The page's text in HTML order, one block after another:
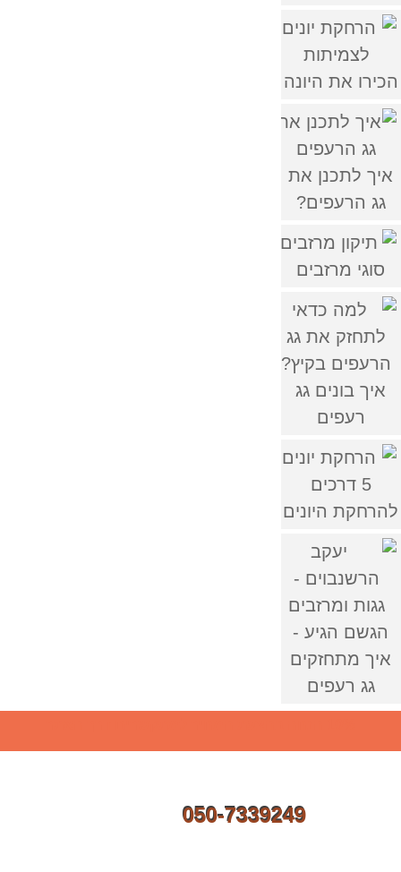
הכירו את היונה
איך לתכנן את
גג הרעפים?
סוגי מרזבים
איך בונים גג
רעפים
5 דרכים
להרחקת היונים
הגשם הגיע -
איך מתחזקים
גג רעפים
050-7339249